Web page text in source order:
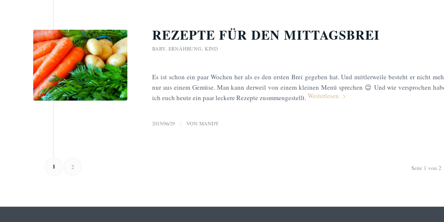
REZEPTE FÜR DEN MITTAGSBREI
BABY, ERNÄHRUNG, KIND
Es ist schon ein paar Wochen her als es den ersten Brei gegeben hat. Und mittlerweile besteht er nicht
nur aus einem Gemüse. Man kann derweil von einem kleinen Menü sprechen 😉 Und wie versprochen
ich euch heute ein paar leckere Rezepte zusmmengestellt.Weiterlesen
2015/06/29 / VON MANDY
Seite 1 von 2
1 2